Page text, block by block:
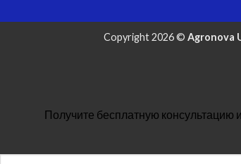
Copyright 2026 © Agronova
Получите бесплатную